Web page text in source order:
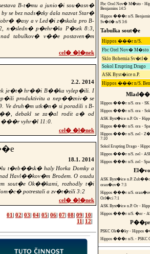
B-t�mu a junio�i sou�asn�
se bez nads�zky dala nazvat Star�
�asy a v Led�i z�skala pro B-
n�sledn� p�ehr�la P�sek 8:3,
tabulkov� v��e postaven�m
cel� �l�nek
2.2. 2014
je�t� hr��i B��ka vylep�ili. I
produktivitu a nep��zniv� se
Ve druh�m utk�n� si poradili s B-
debakl se za�al rodit a� od
���r vyhr�l 11:0.
cel� �l�nek
18.1. 2014
t�eb��sk� haly Horka Domky a
Havl��kov�m Brodem. O osudu
sout�e Ok��kami, rozhodly t�i
potrestali a zv�t�zili 3:2
cel� �l�nek
01| 02| 03| 04| 05| 06| 07| 08| 09| 10|
11| 12|
Fbc Orel Nov� M�sto -
Benjamins 14:5
Hippos ���r n/S.
Sv�tl� n/S 3:6
Tabulka sout�e
Hippos ���r n/S.
Fbc Orel Nov� M�sto
Sklo Bohemia Sv�tl�
Sokol Erupting Drago
ASK Byst�ice n.P.
Hippos ���r n/S. Ben
Hippos ���r n/S. ora - SK
Hippos ���r n/S. ora -
ASK Byst�ice n.P. Or -
Hippos ���r n/S. ora -
Hippos ���r n/S. zel -
7:10
Sokol Erupting Drago -
Hippos ���r n/S. zel -
Hippos ���r n/S. zel -
ASK Byst�ice n.P.
oran�ov� 7:3
Hippos ���r n/S.
Orl�ci 7:1
ASK Byst�ice n.P. Or -
Hippos ���r n/S. �er -
PSKC Ok��ky - Hippos
Hippos ���r n/S. - PSKC